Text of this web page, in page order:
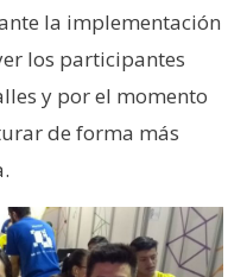
la implementación
los participantes
y por el momento
de forma más